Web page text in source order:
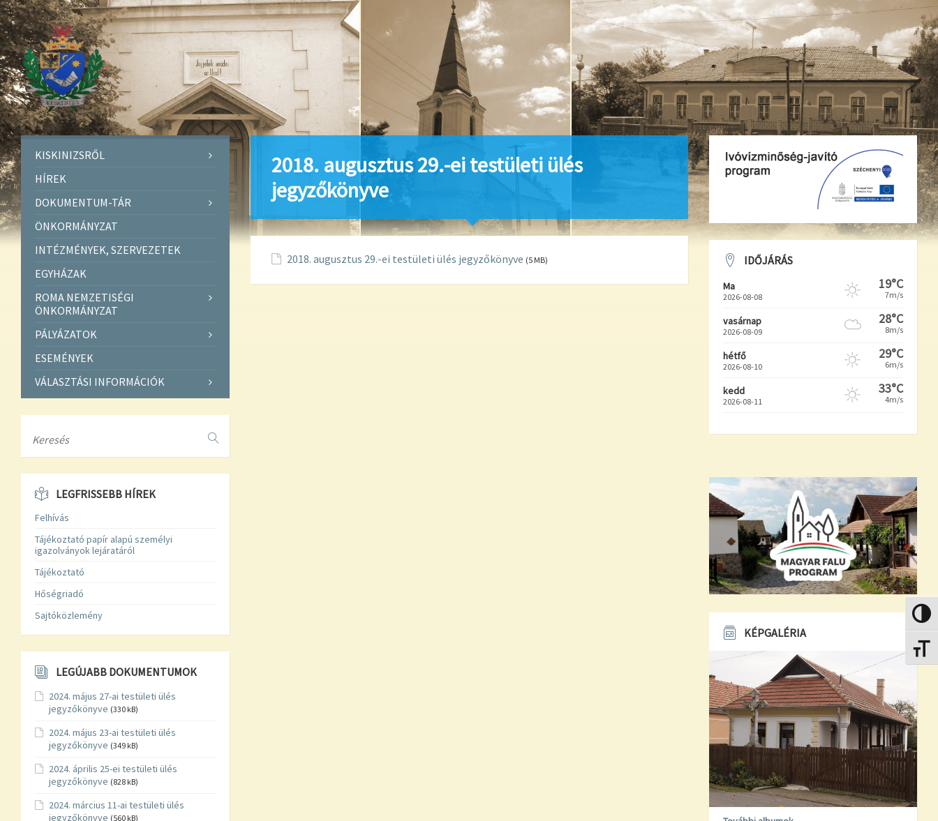
2018. augusztus 29.-ei testületi ülés
jegyzőkönyve
2018. augusztus 29.-ei testületi ülés jegyzőkönyve (5 MB)
KISKINIZSRŐL
HÍREK
DOKUMENTUM-TÁR
ÖNKORMÁNYZAT
INTÉZMÉNYEK, SZERVEZETEK
EGYHÁZAK
ROMA NEMZETISÉGI
ÖNKORMÁNYZAT
PÁLYÁZATOK
ESEMÉNYEK
VÁLASZTÁSI INFORMÁCIÓK
LEGFRISSEBB HÍREK
Felhívás
Tájékoztató papír alapú személyi
igazolványok lejáratáról
Tájékoztató
Hőségriadó
Sajtóközlemény
LEGÚJABB DOKUMENTUMOK
2024. május 27-ai testületi ülés
jegyzőkönyve (330 kB)
2024. május 23-ai testületi ülés
jegyzőkönyve (349 kB)
2024. április 25-ei testületi ülés
jegyzőkönyve (828 kB)
2024. március 11-ai testületi ülés
jegyzőkönyve (560 kB)
IDŐJÁRÁS
Ma
2026-08-08
19°C
7m/s
vasárnap
2026-08-09
28°C
8m/s
hétfő
2026-08-10
29°C
6m/s
kedd
2026-08-11
33°C
4m/s
KÉPGALÉRIA